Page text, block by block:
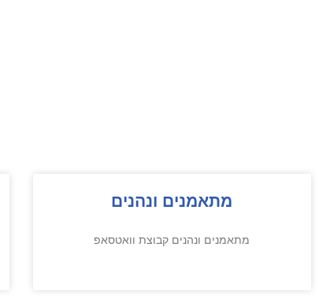
מתאמנים ונהנים
מתאמנים ונהנים קבוצת וואטסאפ